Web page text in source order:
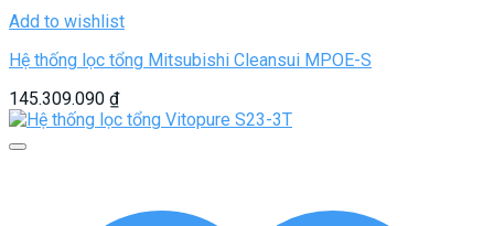
Add to wishlist
Hệ thống lọc tổng Mitsubishi Cleansui MPOE-S
145.309.090 ₫